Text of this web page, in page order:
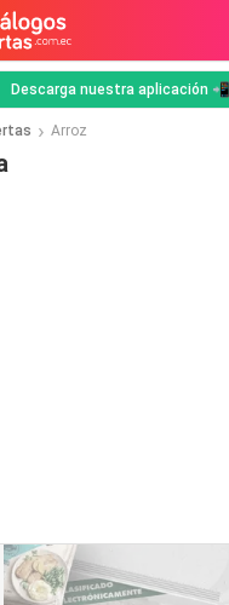
Descarga nuestra aplicación 📲
Arroz